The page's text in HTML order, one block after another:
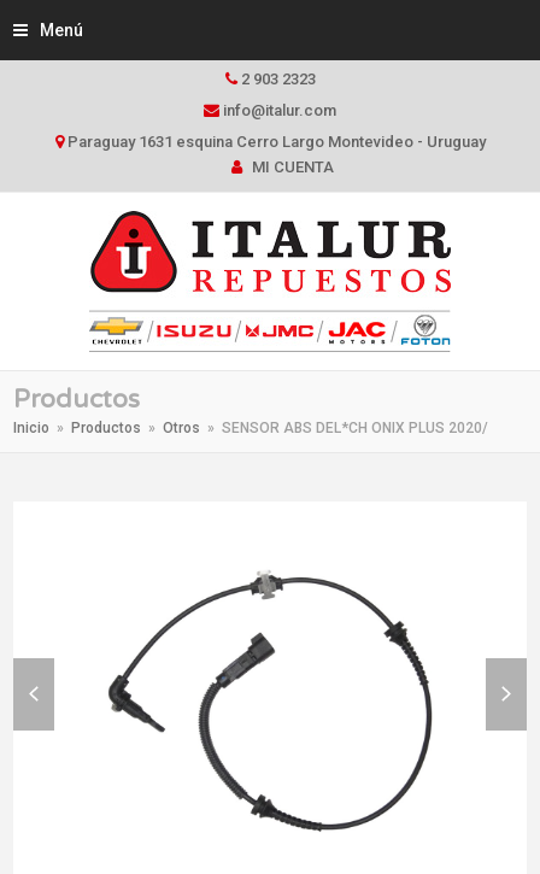
Menú
2 903 2323
info@italur.com
Paraguay 1631 esquina Cerro Largo Montevideo - Uruguay
MI CUENTA
Productos
Inicio » Productos » Otros » SENSOR ABS DEL*CH ONIX PLUS 2020/
slide